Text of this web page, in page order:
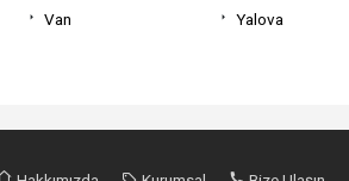
Van Yalova